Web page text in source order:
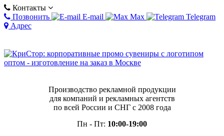
Контакты
Позвонить
E-mail Max
Telegram
Адрес
Производство рекламной продукции
для компаний и рекламных агентств
по всей России и СНГ с 2008 года
Пн - Пт: 10:00-19:00